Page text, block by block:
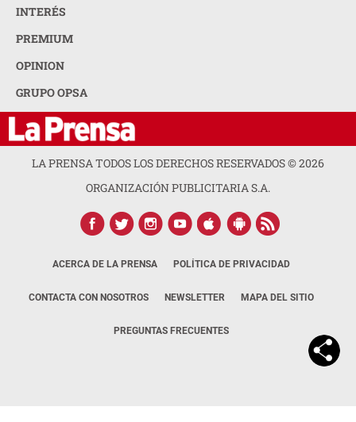
INTERÉS
PREMIUM
OPINION
GRUPO OPSA
LA PRENSA TODOS LOS DERECHOS RESERVADOS ©2026
ORGANIZACIÓN PUBLICITARIA S.A.
ACERCA DE LA PRENSA POLÍTICA DE PRIVACIDAD
CONTACTA CON NOSOTROS NEWSLETTER MAPA DEL SITIO
PREGUNTAS FRECUENTES